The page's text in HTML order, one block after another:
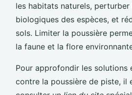
les habitats naturels, perturber
biologiques des espèces, et
sols. Limiter la poussière
la faune et la flore
Pour approfondir les solutions
contre la poussière de piste, il